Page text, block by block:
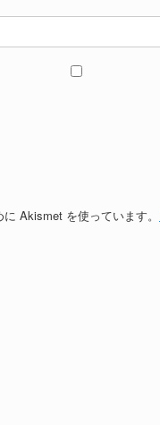
Akismet を使っています。